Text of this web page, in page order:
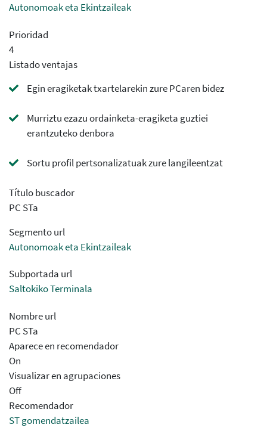
Autonomoak eta Ekintzaileak
Prioridad
4
Listado ventajas
Egin eragiketak txartelarekin zure PCaren bidez
Murriztu ezazu ordainketa-eragiketa guztiei
erantzuteko denbora
Sortu profil pertsonalizatuak zure langileentzat
Título buscador
PC STa
Segmento url
Autonomoak eta Ekintzaileak
Subportada url
Saltokiko Terminala
Nombre url
PC STa
Aparece en recomendador
On
Visualizar en agrupaciones
Off
Recomendador
ST gomendatzailea